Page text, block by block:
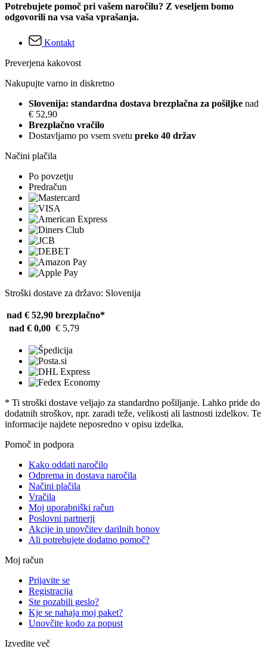
Potrebujete pomoč pri vašem naročilu? Z veseljem bomo
odgovorili na vsa vaša vprašanja.
Kontakt
Preverjena kakovost
Nakupujte varno in diskretno
Slovenija: standardna dostava brezplačna za pošiljke nad
€ 52,90
Brezplačno vračilo
Dostavljamo po vsem svetu preko 40 držav
Načini plačila
Po povzetju
Predračun
Stroški dostave za državo: Slovenija
nad € 52,90 brezplačno*
nad € 0,00 € 5,79
* Ti stroški dostave veljajo za standardno pošiljanje. Lahko pride do
dodatnih stroškov, npr. zaradi teže, velikosti ali lastnosti izdelkov. Te
informacije najdete neposredno v opisu izdelka.
Pomoč in podpora
Kako oddati naročilo
Odprema in dostava naročila
Načini plačila
Vračila
Moj uporabniški račun
Poslovni partnerji
Akcije in unovčitev darilnih bonov
Ali potrebujete dodatno pomoč?
Moj račun
Prijavite se
Registracija
Ste pozabili geslo?
Kje se nahaja moj paket?
Unovčite kodo za popust
Izvedite več